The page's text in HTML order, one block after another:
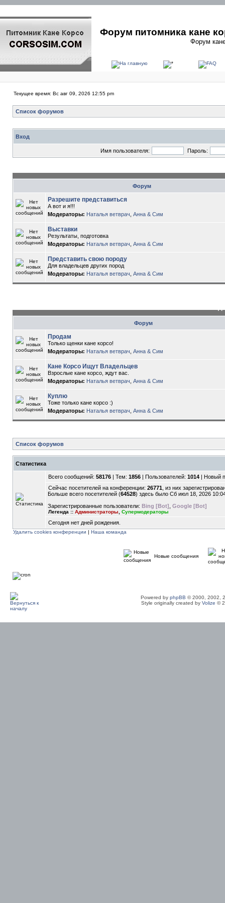
Форум питомника кане
Форум
Текущее время: Вс авг 09, 2026 12:55 pm
Список форумов
Вход
Имя пользователя: Пароль:
Форум
Разрешите представиться
А вот и я!!!
Модераторы: Наталья ветврач Анна & Сим
Выставки
Результаты, подготовка
Модераторы: Наталья ветврач Анна & Сим
Представить свою породу
Для владельцев других пород
Модераторы: Наталья ветврач Анна & Сим
Форум
Продам
Только щенки кане корсо!
Модераторы: Наталья ветврач Анна & Сим
Кане Корсо Ищут Владельцев
Взрослые кане корсо, ждут вас.
Модераторы: Наталья ветврач Анна & Сим
Куплю
Тоже только кане корсо :)
Модераторы: Наталья ветврач Анна & Сим
Список форумов
Статистика
Всего сообщений: 58176 | Тем: 1856 | Пользователей: 1014 | Новый
Сейчас посетителей на конференции: 26771 , из них
Больше всего посетителей (64528) здесь было Сб июл 18, 2026
Зарегистрированные пользователи: Bing [Bot] Google [Bot]
Легенда :: Администраторы Супермодераторы
Сегодня нет дней рождения.
Удалить cookies конференции | Наша команда
Новые сообщения
Powered by phpBB © 2000, 2002,
Style originally created by Volize ©